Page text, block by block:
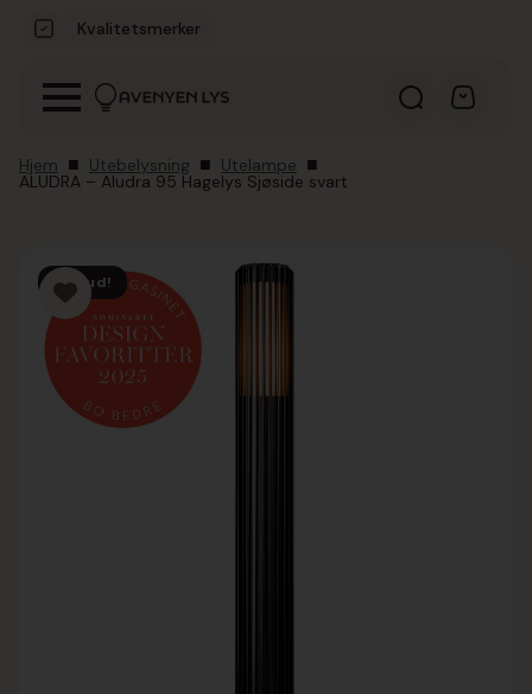
Kvalitetsmerker
Hjem Utebelysning Utelampe
ALUDRA – Aludra 95 Hagelys Sjøside svart
Tilbud!